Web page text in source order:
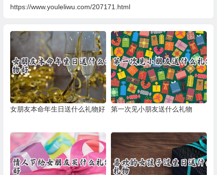
https://www.youleliwu.com/207171.html
女朋友本命年生日送什么礼物好 第一次见小朋友送什么礼物